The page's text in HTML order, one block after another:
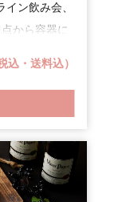
ン飲み会、
から容器に
込・送料込）